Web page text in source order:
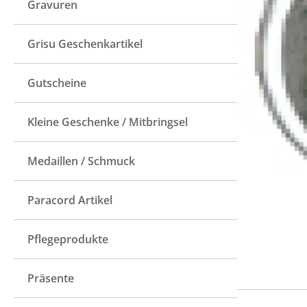
Gravuren
Grisu Geschenkartikel
Gutscheine
Kleine Geschenke / Mitbringsel
Medaillen / Schmuck
Paracord Artikel
Pflegeprodukte
Präsente